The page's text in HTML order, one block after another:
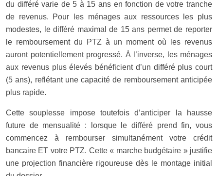
du différé varie de 5 à 15 ans en fonction de votre tranche
de revenus. Pour les ménages aux ressources les plus
modestes, le différé maximal de 15 ans permet de reporter
le remboursement du PTZ à un moment où les revenus
auront potentiellement progressé. À l’inverse, les ménages
aux revenus plus élevés bénéficient d’un différé plus court
(5 ans), reflétant une capacité de remboursement anticipée
plus rapide.
Cette souplesse impose toutefois d’anticiper la hausse
future de mensualité : lorsque le différé prend fin, vous
commencez à rembourser simultanément votre crédit
bancaire ET votre PTZ. Cette « marche budgétaire » justifie
une projection financière rigoureuse dès le montage initial